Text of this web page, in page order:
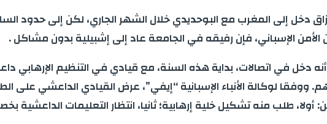
دخل إلى المغرب مع البوحديدي خلال الشهر الجاري، لكن إلى حدود
الإسباني، فإن رفيقه في الجامعة عاد إلى إشبيلية بدون مشاكل .
دخل في اتصالات، بداية هذه السنة، مع قيادي في التنظيم الإرهابي
ووفقا لوكالة الأنباء الإسبانية “إيفي”، عرض القيادي الداعشي على
أولا، طلب منه تشكيل خلية إرهابية؛ ثانيا، انتظار التعليمات